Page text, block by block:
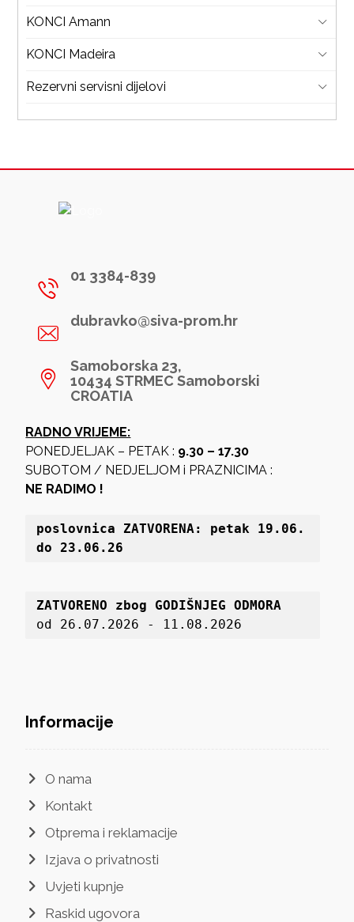
KONCI Amann
KONCI Madeira
Rezervni servisni dijelovi
01 3384-839
dubravko@siva-prom.hr
Samoborska 23,
10434 STRMEC Samoborski
CROATIA
RADNO VRIJEME:
PONEDJELJAK – PETAK : 9.30 – 17.30
SUBOTOM / NEDJELJOM i PRAZNICIMA :
NE RADIMO !
poslovnica ZATVORENA: petak 19 .06.
do 23.06.26
ZATVORENO zbog GODIŠNJEG ODMORA
od 26.07.2026 - 11.08.2026
Informacije
O nama
Kontakt
Otprema i reklamacije
Izjava o privatnosti
Uvjeti kupnje
Raskid ugovora